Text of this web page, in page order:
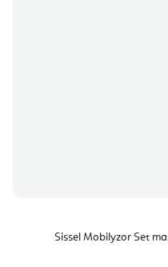
Sissel Mobilyzor Set